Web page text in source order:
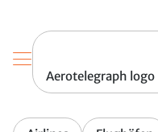
Aerotelegraph logo